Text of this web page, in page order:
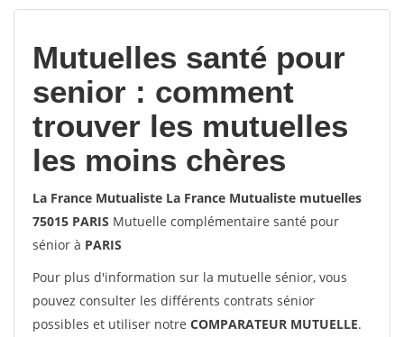
Mutuelles santé pour
senior : comment
trouver les mutuelles
les moins chères
La France Mutualiste La France Mutualiste mutuelles
75015 PARIS Mutuelle complémentaire santé pour
sénior à PARIS
Pour plus d'information sur la mutuelle sénior, vous
pouvez consulter les différents contrats sénior
possibles et utiliser notre COMPARATEUR MUTUELLE.